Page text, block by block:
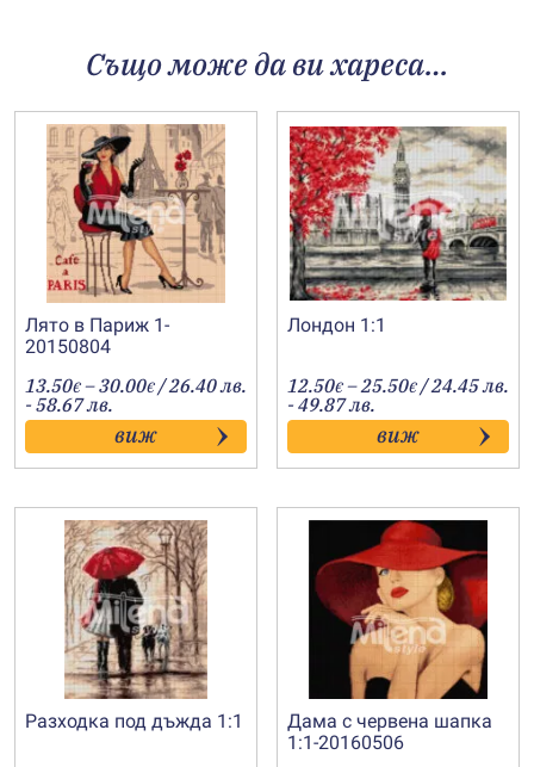
Също може да ви хареса…
Лято в Париж 1-
20150804
13.50€ –30.00€Price
range:
13.50€
through
30.00€
/ 26.40 лв.
- 58.67 лв.
виж
Лондон 1:1
12.50€ –25.50€Price
range:
12.50€
through
25.50€
/ 24.45 лв.
- 49.87 лв.
виж
Разходка под дъжда 1:1
Дама с червена шапка
1:1-20160506